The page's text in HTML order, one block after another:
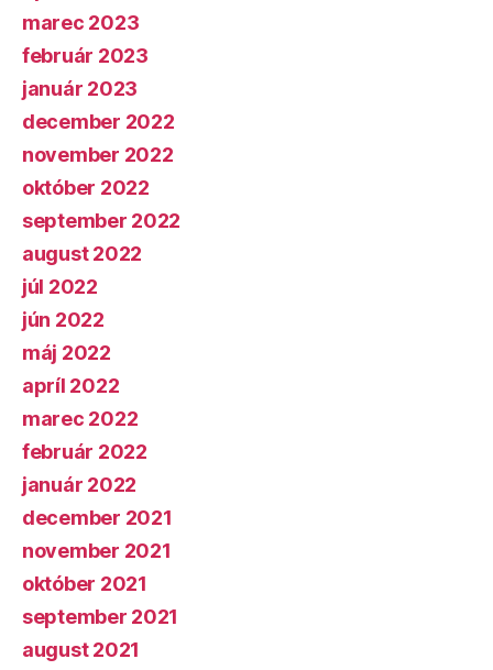
marec 2023
február 2023
január 2023
december 2022
november 2022
október 2022
september 2022
august 2022
júl 2022
jún 2022
máj 2022
apríl 2022
marec 2022
február 2022
január 2022
december 2021
november 2021
október 2021
september 2021
august 2021